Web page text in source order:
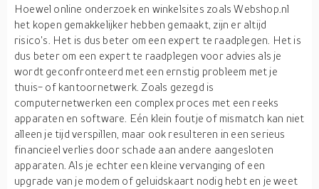
Hoewel online onderzoek en winkelsites zoals Webshop.nl
het kopen gemakkelijker hebben gemaakt, zijn er altijd
risico's. Het is dus beter om een expert te raadplegen. Het is
dus beter om een expert te raadplegen voor advies als je
wordt geconfronteerd met een ernstig probleem met je
thuis- of kantoornetwerk. Zoals gezegd is
computernetwerken een complex proces met een reeks
apparaten en software. Eén klein foutje of mismatch kan niet
alleen je tijd verspillen, maar ook resulteren in een serieus
financieel verlies door schade aan andere aangesloten
apparaten. Als je echter een kleine vervanging of een
upgrade van je modem of geluidskaart nodig hebt en je weet